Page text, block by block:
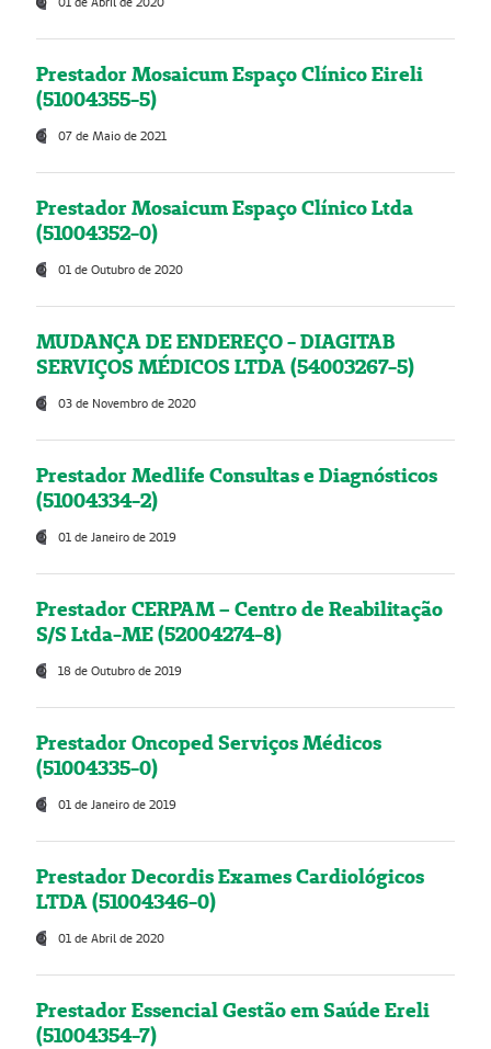
Prestador Mosaicum Espaço Clínico Eireli
(51004355-5)
07 de Maio de 2021
Prestador Mosaicum Espaço Clínico Ltda
(51004352-0)
01 de Outubro de 2020
MUDANÇA DE ENDEREÇO - DIAGITAB
SERVIÇOS MÉDICOS LTDA (54003267-5)
03 de Novembro de 2020
Prestador Medlife Consultas e Diagnósticos
(51004334-2)
01 de Janeiro de 2019
Prestador CERPAM – Centro de Reabilitação
S/S Ltda-ME (52004274-8)
18 de Outubro de 2019
Prestador Oncoped Serviços Médicos
(51004335-0)
01 de Janeiro de 2019
Prestador Decordis Exames Cardiológicos
LTDA (51004346-0)
01 de Abril de 2020
Prestador Essencial Gestão em Saúde Ereli
(51004354-7)